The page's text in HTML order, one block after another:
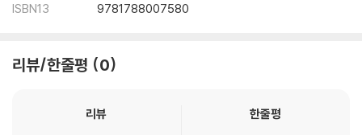
ISBN13
9781788007580
리뷰/한줄평 0
리뷰
한줄평